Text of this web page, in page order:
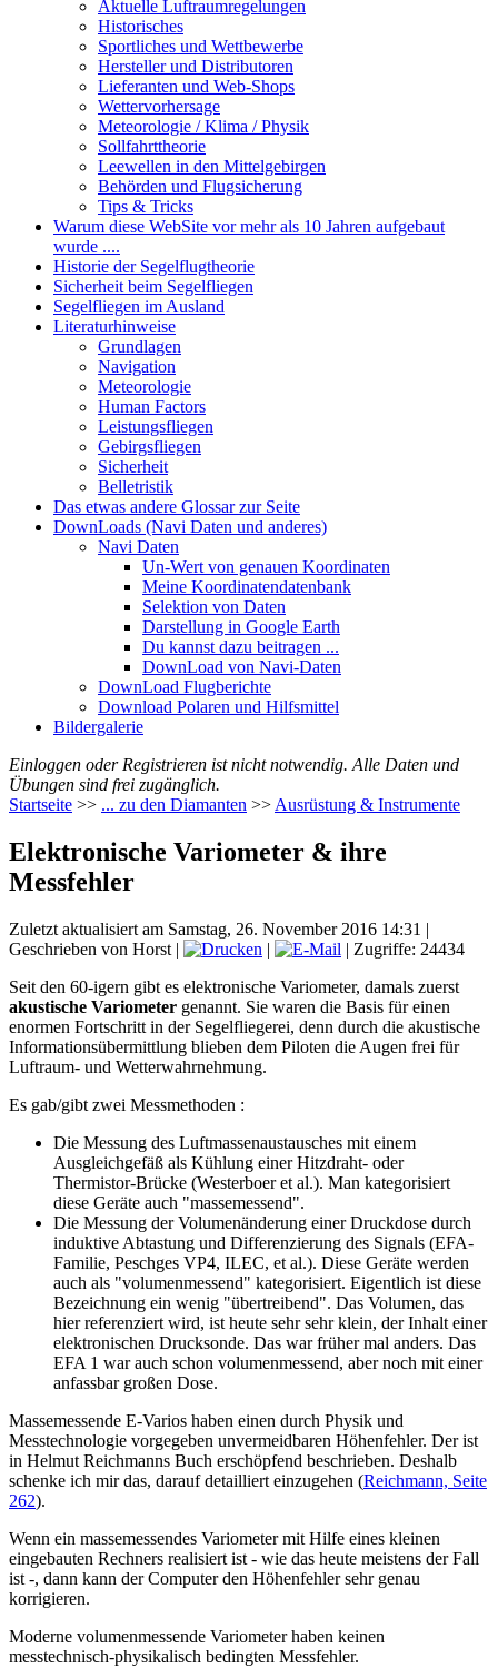
Aktuelle Luftraumregelungen
Historisches
Sportliches und Wettbewerbe
Hersteller und Distributoren
Lieferanten und Web-Shops
Wettervorhersage
Meteorologie / Klima / Physik
Sollfahrttheorie
Leewellen in den Mittelgebirgen
Behörden und Flugsicherung
Tips & Tricks
Warum diese WebSite vor mehr als 10 Jahren aufgebaut
wurde ....
Historie der Segelflugtheorie
Sicherheit beim Segelfliegen
Segelfliegen im Ausland
Literaturhinweise
Grundlagen
Navigation
Meteorologie
Human Factors
Leistungsfliegen
Gebirgsfliegen
Sicherheit
Belletristik
Das etwas andere Glossar zur Seite
DownLoads (Navi Daten und anderes)
Navi Daten
Un-Wert von genauen Koordinaten
Meine Koordinatendatenbank
Selektion von Daten
Darstellung in Google Earth
Du kannst dazu beitragen ...
DownLoad von Navi-Daten
DownLoad Flugberichte
Download Polaren und Hilfsmittel
Bildergalerie
Einloggen oder Registrieren ist nicht notwendig. Alle Daten und
Übungen sind frei zugänglich.
Startseite >> ... zu den Diamanten >> Ausrüstung & Instrumente
Elektronische Variometer & ihre
Messfehler
Zuletzt aktualisiert am Samstag, 26. November 2016 14:31 |
Geschrieben von Horst | |
| Zugriffe: 24434
Seit den 60-igern gibt es elektronische Variometer, damals zuerst
akustische Variometer genannt. Sie waren die Basis für einen
enormen Fortschritt in der Segelfliegerei, denn durch die akustische
Informationsübermittlung blieben dem Piloten die Augen frei für
Luftraum- und Wetterwahrnehmung.
Es gab/gibt zwei Messmethoden :
Die Messung des Luftmassenaustausches mit einem
Ausgleichgefäß als Kühlung einer Hitzdraht- oder
Thermistor-Brücke (Westerboer et al.). Man kategorisiert
diese Geräte auch "massemessend".
Die Messung der Volumenänderung einer Druckdose durch
induktive Abtastung und Differenzierung des Signals (EFA-
Familie, Peschges VP4, ILEC, et al.). Diese Geräte werden
auch als "volumenmessend" kategorisiert. Eigentlich ist diese
Bezeichnung ein wenig "übertreibend". Das Volumen, das
hier referenziert wird, ist heute sehr sehr klein, der Inhalt einer
elektronischen Drucksonde. Das war früher mal anders. Das
EFA 1 war auch schon volumenmessend, aber noch mit einer
anfassbar großen Dose.
Massemessende E-Varios haben einen durch Physik und
Messtechnologie vorgegeben unvermeidbaren Höhenfehler. Der ist
in Helmut Reichmanns Buch erschöpfend beschrieben. Deshalb
schenke ich mir das, darauf detailliert einzugehen (Reichmann, Seite
262).
Wenn ein massemessendes Variometer mit Hilfe eines kleinen
eingebauten Rechners realisiert ist - wie das heute meistens der Fall
ist -, dann kann der Computer den Höhenfehler sehr genau
korrigieren.
Moderne volumenmessende Variometer haben keinen
messtechnisch-physikalisch bedingten Messfehler.